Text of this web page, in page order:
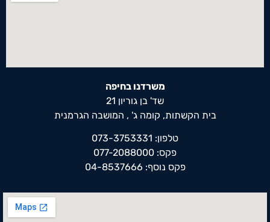
משרדנו בחיפה
שד' בן גוריון 21
בית הקשתות, קומה ג' , המושבה הגרמנית
טלפון: 073-3753331
פקס: 077-2088000
פקס נוסף: 04-8537666